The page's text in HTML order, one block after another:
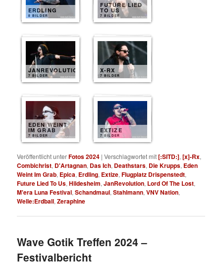
ERDLING
8 BILDER
FUTURE LIED
TO US
7 BILDER
JANREVOLUTION
7 BILDER
X-RX
7 BILDER
EDEN WEINT
IM GRAB
7 BILDER
EXTIZE
7 BILDER
Veröffentlicht unterFotos 2024 |Verschlagwortet mit[:SITD:],[x]-Rx,
Combichrist, D'Artagnan, Das Ich, Deathstars, Die Krupps, Eden
Weint Im Grab, Epica, Erdling, Extize,Flugplatz Drispenstedt,
Future Lied To Us,Hildesheim,JanRevolution, Lord Of The Lost,
M'era Luna Festival,Schandmaul,Stahlmann,VNV Nation,
Welle:Erdball,Zeraphine
Wave Gotik Treffen 2024 –
Festivalbericht